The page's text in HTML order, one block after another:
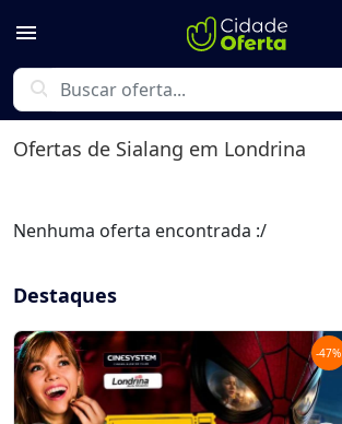
menu
search
Ofertas de Sialang em Londrina
Nenhuma oferta encontrada :/
Destaques
-47%